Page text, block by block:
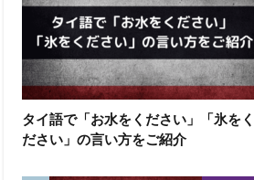
タイ語で「お水をください」「氷をく
ださい」の言い方をご紹介